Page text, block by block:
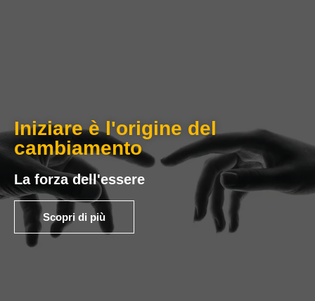
Iniziare è l'origine del
cambiamento
La forza dell'essere
Scopri di più